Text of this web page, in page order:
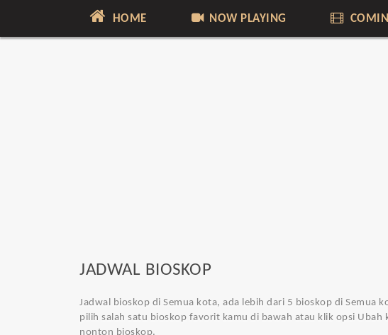
HOME NOW PLAYING
JADWAL BIOSKOP
Jadwal bioskop di Semua kota, ada lebih dari 5 bioskop di Semua
pilih salah satu bioskop favorit kamu di bawah atau klik opsi
nonton bioskop.